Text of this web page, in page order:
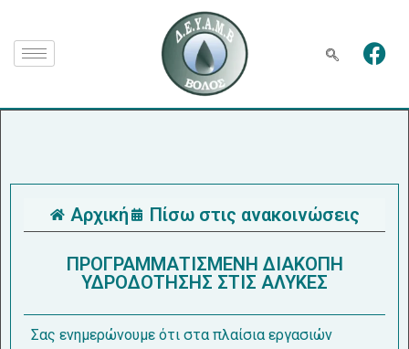
Αρχική Πίσω στις ανακοινώσεις
ΠΡΟΓΡΑΜΜΑΤΙΣΜΕΝΗ ΔΙΑΚΟΠΗ
ΥΔΡΟΔΟΤΗΣΗΣ ΣΤΙΣ ΑΛΥΚΕΣ
Σας ενημερώνουμε ότι στα πλαίσια εργασιών